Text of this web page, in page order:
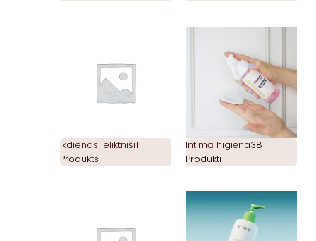
Ikdienas ieliktnīši1
Produkts
Intīmā higiēna38
Produkti